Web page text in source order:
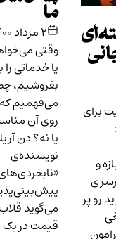
ما
۲ مرداد ۱۴۰۰
وقتی می‌خواهیم کالا
یا خدماتی را بخریم یا
بفروشیم، چطور
می‌فهمیم که قیمت
روی آن مناسب است
یا نه؟ دن آریلی
نویسنده‌ی
«نابخردی‌های
پیش‌بینی‌پذیر»
می‌گوید قلاب‌های
قیمت در یک فرآیند